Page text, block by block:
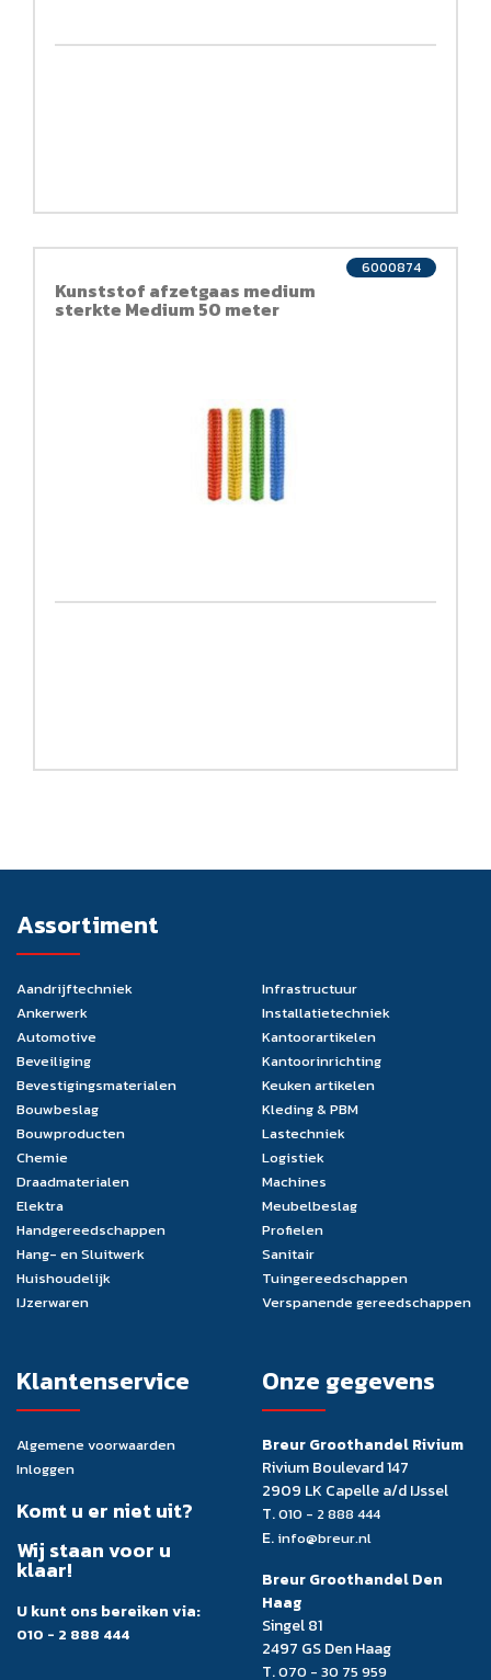
Kunststof afzetgaas medium
sterkte Medium 50 meter
6000874
Assortiment
Aandrijftechniek
Ankerwerk
Automotive
Beveiliging
Bevestigingsmaterialen
Bouwbeslag
Bouwproducten
Chemie
Draadmaterialen
Elektra
Handgereedschappen
Hang- en Sluitwerk
Huishoudelijk
IJzerwaren
Infrastructuur
Installatietechniek
Kantoorartikelen
Kantoorinrichting
Keuken artikelen
Kleding & PBM
Lastechniek
Logistiek
Machines
Meubelbeslag
Profielen
Sanitair
Tuingereedschappen
Verspanende gereedschappen
Klantenservice
Algemene voorwaarden
Inloggen
Komt u er niet uit?
Wij staan voor u
klaar!
U kunt ons bereiken via:
010 - 2 888 444
Onze gegevens
Breur Groothandel Rivium
Rivium Boulevard 147
2909 LK Capelle a/d IJssel
T.010 - 2 888 444
E. info@breur.nl
Breur Groothandel Den
Haag
Singel 81
2497 GS Den Haag
T.070 - 30 75 959